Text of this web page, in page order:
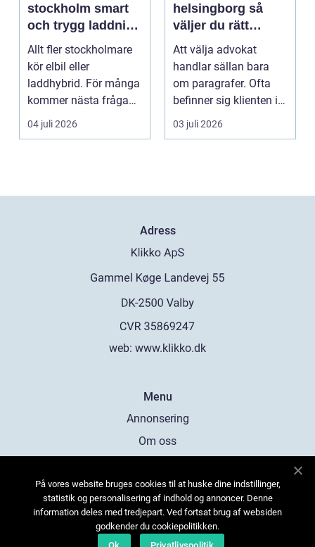
stockholm smart
och trygg laddning
hemma och på
jobbet
Allt fler stockholmare
kör elbil eller
laddhybrid. För många
kommer nästa fråga
direkt: hur laddar m...
04 juli 2026
helsingborg så
väljer du rätt
juridiskt stöd
Att välja advokat
handlar sällan bara
om paragrafer. Ofta
befinner sig klienten i
en utsatt situatio...
03 juli 2026
Adress
web: www.klikko.dk
Menu
Annonsering
Om oss
Kontakta oss
Sitemap
På vores website bruges cookies til at huske dine indstillinger,
statistik og personalisering af indhold og annoncer. Denne
information deles med tredjepart. Ved fortsat brug af websiden
godkender du cookiepolitikken.